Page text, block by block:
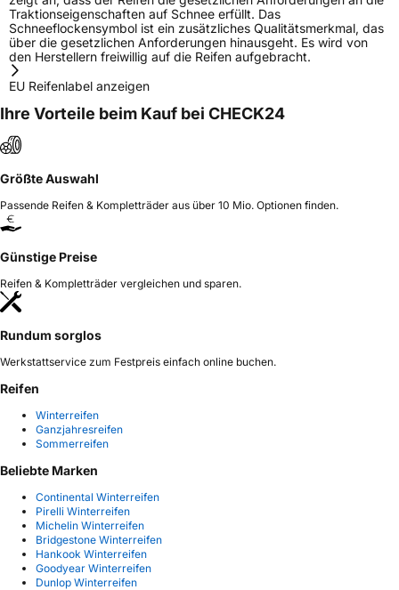
Traktionseigenschaften auf Schnee erfüllt. Das
Schneeflockensymbol ist ein zusätzliches Qualitätsmerkmal, das
über die gesetzlichen Anforderungen hinausgeht. Es wird von
den Herstellern freiwillig auf die Reifen aufgebracht.
EU Reifenlabel anzeigen
Ihre Vorteile beim Kauf bei CHECK24
Größte Auswahl
Passende Reifen & Kompletträder aus über 10 Mio. Optionen finden.
Günstige Preise
Reifen & Kompletträder vergleichen und sparen.
Rundum sorglos
Werkstattservice zum Festpreis einfach online buchen.
Reifen
Winterreifen
Ganzjahresreifen
Sommerreifen
Beliebte Marken
Continental Winterreifen
Pirelli Winterreifen
Michelin Winterreifen
Bridgestone Winterreifen
Hankook Winterreifen
Goodyear Winterreifen
Dunlop Winterreifen